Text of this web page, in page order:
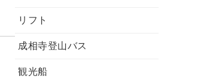
リフト
成相寺登山バス
観光船